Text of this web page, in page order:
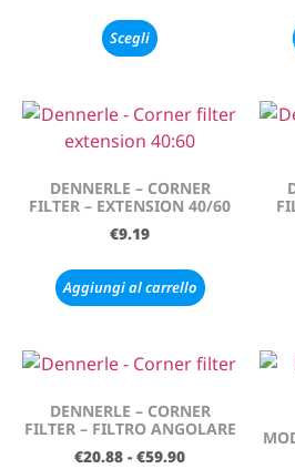
Scegli
DENNERLE – CORNER
FILTER – EXTENSION 40/60
€9.19
Aggiungi al carrello
DENNERLE – CORNER
FILTER – FILTRO ANGOLARE
€20.88 - €59.90